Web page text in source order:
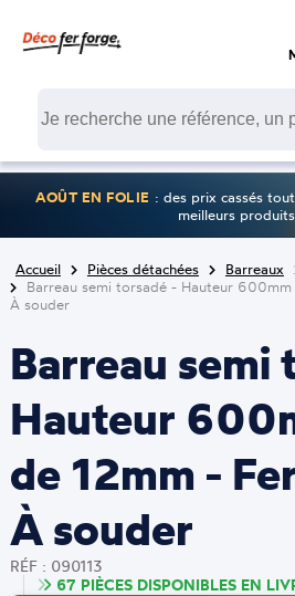
AOÛT EN FOLIE : des prix cassés
meilleurs
Accueil Pièces détachées Barreaux
Barreau semi torsadé - Hauteur
À souder
Barreau semi
Hauteur
de 12mm -
À souder
RÉF : 090113
67 PIÈCES DISPONIBLES EN